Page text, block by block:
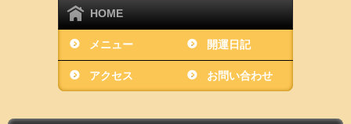
HOME
メニュー 開運日記
アクセス お問い合わせ